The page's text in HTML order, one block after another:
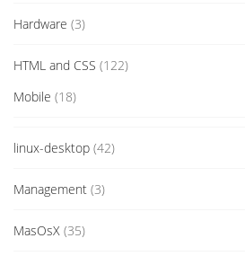
Hardware (3)
HTML and CSS (122)
Mobile (18)
linux-desktop (42)
Management (3)
MasOsX (35)